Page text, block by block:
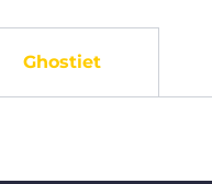
Ghostiet